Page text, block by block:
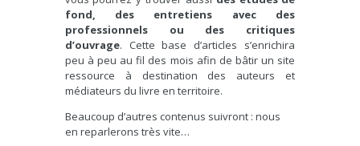
fond, des entretiens avec des
professionnels ou des critiques
d’ouvrage. Cette base d’articles s’enrichira
peu à peu au fil des mois afin de bâtir un site
ressource à destination des auteurs et
médiateurs du livre en territoire.
Beaucoup d’autres contenus suivront : nous
en reparlerons très vite…